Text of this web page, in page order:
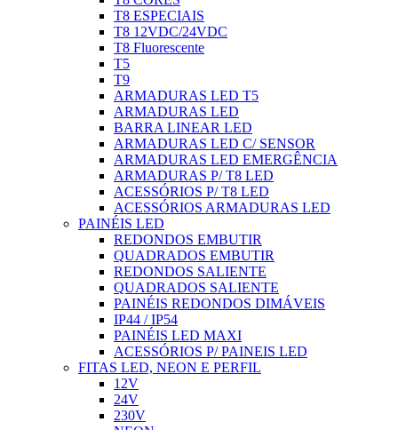
T8 ESPECIAIS
T8 12VDC/24VDC
T8 Fluorescente
T5
T9
ARMADURAS LED T5
ARMADURAS LED
BARRA LINEAR LED
ARMADURAS LED C/ SENSOR
ARMADURAS LED EMERGÊNCIA
ARMADURAS P/ T8 LED
ACESSÓRIOS P/ T8 LED
ACESSÓRIOS ARMADURAS LED
PAINÉIS LED
REDONDOS EMBUTIR
QUADRADOS EMBUTIR
REDONDOS SALIENTE
QUADRADOS SALIENTE
PAINÉIS REDONDOS DIMÁVEIS
IP44 / IP54
PAINÉIS LED MAXI
ACESSÓRIOS P/ PAINEIS LED
FITAS LED, NEON E PERFIL
12V
24V
230V